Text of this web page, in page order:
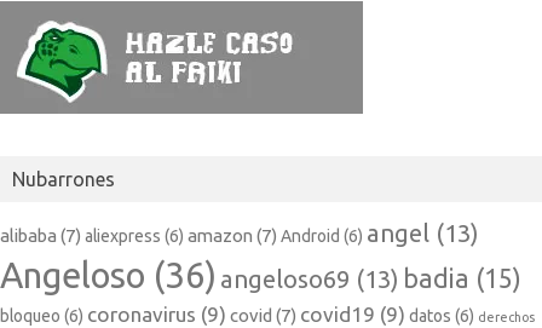
Nubarrones
alibaba (7) aliexpress (6) amazon (7) Android (6) angel (13)
Angeloso (36) angeloso69 (13) badia (15)
bloqueo (6) coronavirus (9) covid (7) covid19 (9) datos (6) derechos